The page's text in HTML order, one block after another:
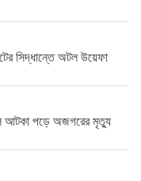
সিদ্ধান্তে অটল উয়েফা
আটকা পড়ে অজগরের মৃত্যু